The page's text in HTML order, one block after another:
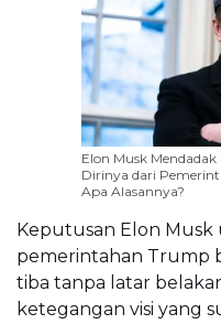
Elon Musk
Dirinya dari
Apa Alasannya?
Keputusan Elon
pemerintahan Trump
tiba tanpa latar
ketegangan visi yang